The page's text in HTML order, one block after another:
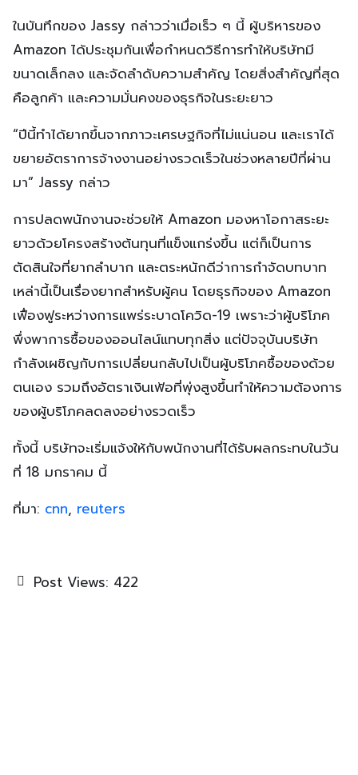
ในบันทึกของ Jassy กล่าวว่าเมื่อเร็ว ๆ นี้ ผู้บริหารของ
Amazon ได้ประชุมกันเพื่อกำหนดวิธีการทำให้บริษัทมี
ขนาดเล็กลง และจัดลำดับความสำคัญ โดยสิ่งสำคัญที่สุด
คือลูกค้า และความมั่นคงของธุรกิจในระยะยาว
“ปีนี้ทำได้ยากขึ้นจากภาวะเศรษฐกิจที่ไม่แน่นอน และเราได้
ขยายอัตราการจ้างงานอย่างรวดเร็วในช่วงหลายปีที่ผ่าน
มา” Jassy กล่าว
การปลดพนักงานจะช่วยให้ Amazon มองหาโอกาสระยะ
ยาวด้วยโครงสร้างต้นทุนที่แข็งแกร่งขึ้น แต่ก็เป็นการ
ตัดสินใจที่ยากลำบาก และตระหนักดีว่าการกำจัดบทบาท
เหล่านี้เป็นเรื่องยากสำหรับผู้คน โดยธุรกิจของ Amazon
เฟื่องฟูระหว่างการแพร่ระบาดโควิด-19 เพราะว่าผู้บริโภค
พึ่งพาการซื้อของออนไลน์แทบทุกสิ่ง แต่ปัจจุบันบริษัท
กำลังเผชิญกับการเปลี่ยนกลับไปเป็นผู้บริโภคซื้อของด้วย
ตนเอง รวมถึงอัตราเงินเฟ้อที่พุ่งสูงขึ้นทำให้ความต้องการ
ของผู้บริโภคลดลงอย่างรวดเร็ว
ทั้งนี้ บริษัทจะเริ่มแจ้งให้กับพนักงานที่ได้รับผลกระทบในวัน
ที่ 18 มกราคม นี้
ที่มา: cnn, reuters
Post Views: 422